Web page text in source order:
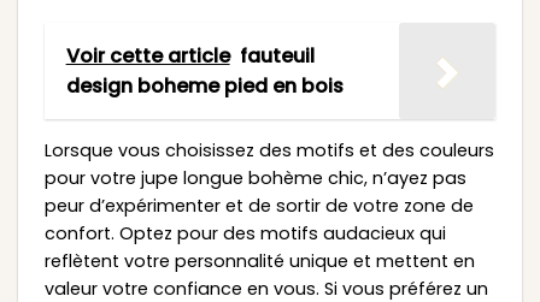
Voir cette article fauteuil
design boheme pied en bois
Lorsque vous choisissez des motifs et des couleurs
pour votre jupe longue bohème chic, n’ayez pas
peur d’expérimenter et de sortir de votre zone de
confort. Optez pour des motifs audacieux qui
reflètent votre personnalité unique et mettent en
valeur votre confiance en vous. Si vous préférez un